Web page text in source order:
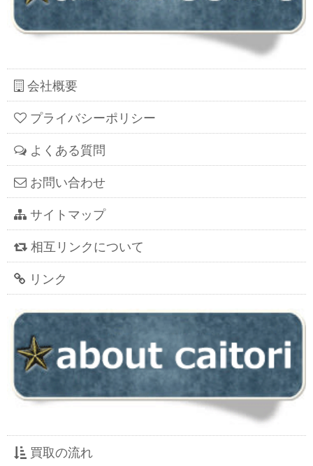
会社概要
プライバシーポリシー
よくある質問
お問い合わせ
サイトマップ
相互リンクについて
リンク
買取の流れ